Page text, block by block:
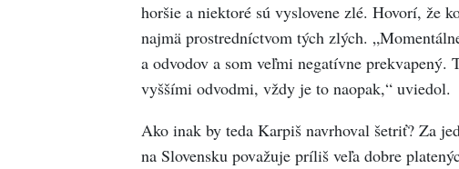
horšie a niektoré sú vyslovene zlé. Hovorí, že
najmä prostredníctvom tých zlých.
a odvodov a som veľmi negatívne prekvapený.
vyššími odvodmi, vždy je to naopak,“ uviedol.
Ako inak by teda Karpiš navrhoval šetriť? Za
na Slovensku považuje príliš veľa dobre